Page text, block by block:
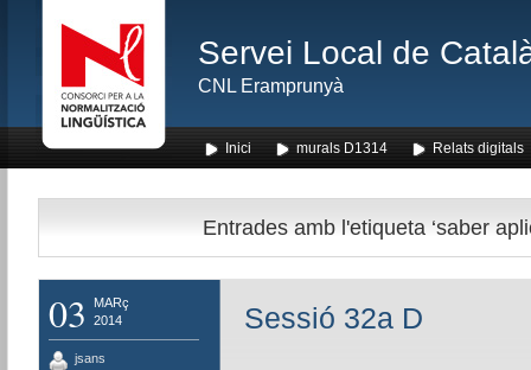
Servei Local de
CNL Eramprunyà
Inici murals D1314 Relats digitals
Entrades amb l'etiqueta ‘saber
03
MARç
2014
jsans
Sessió 32a D